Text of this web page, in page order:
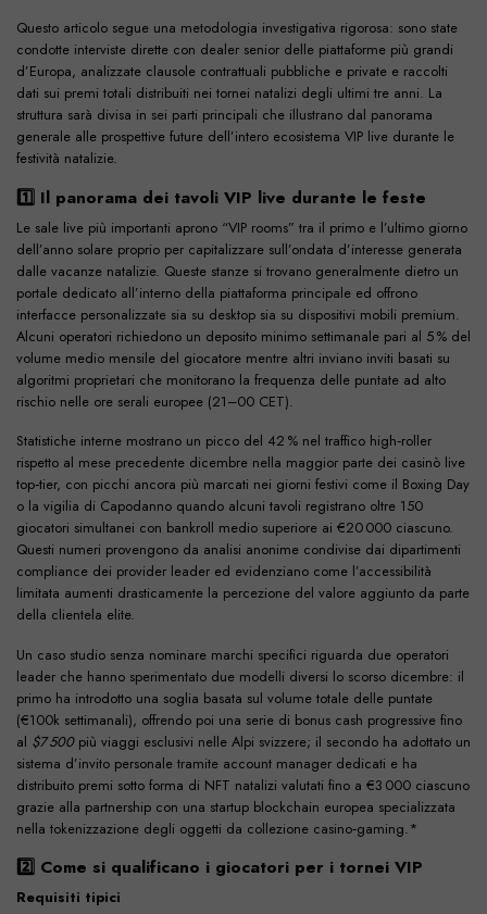
Questo articolo segue una metodologia investigativa rigorosa: sono state
condotte interviste dirette con dealer senior delle piattaforme più grandi
d’Europa, analizzate clausole contrattuali pubbliche e private e raccolti
dati sui premi totali distribuiti nei tornei natalizi degli ultimi tre anni. La
struttura sarà divisa in sei parti principali che illustrano dal panorama
generale alle prospettive future dell’intero ecosistema VIP live durante le
festività natalizie.
1️⃣ Il panorama dei tavoli VIP live durante le feste
Le sale live più importanti aprono “VIP rooms” tra il primo e l’ultimo giorno
dell’anno solare proprio per capitalizzare sull’ondata d’interesse generata
dalle vacanze natalizie. Queste stanze si trovano generalmente dietro un
portale dedicato all’interno della piattaforma principale ed offrono
interfacce personalizzate sia su desktop sia su dispositivi mobili premium.
Alcuni operatori richiedono un deposito minimo settimanale pari al 5 % del
volume medio mensile del giocatore mentre altri inviano inviti basati su
algoritmi proprietari che monitorano la frequenza delle puntate ad alto
rischio nelle ore serali europee (21–00 CET).
Statistiche interne mostrano un picco del 42 % nel traffico high‑roller
rispetto al mese precedente dicembre nella maggior parte dei casinò live
top‑tier, con picchi ancora più marcati nei giorni festivi come il Boxing Day
o la vigilia di Capodanno quando alcuni tavoli registrano oltre 150
giocatori simultanei con bankroll medio superiore ai €20 000 ciascuno.
Questi numeri provengono da analisi anonime condivise dai dipartimenti
compliance dei provider leader ed evidenziano come l’accessibilità
limitata aumenti drasticamente la percezione del valore aggiunto da parte
della clientela elite.
Un caso studio senza nominare marchi specifici riguarda due operatori
leader che hanno sperimentato due modelli diversi lo scorso dicembre: il
primo ha introdotto una soglia basata sul volume totale delle puntate
(€100k settimanali), offrendo poi una serie di bonus cash progressive fino
al $7 500più viaggi esclusivi nelle Alpi svizzere; il secondo ha adottato un
sistema d’invito personale tramite account manager dedicati e ha
distribuito premi sotto forma di NFT natalizi valutati fino a €3 000 ciascuno
grazie alla partnership con una startup blockchain europea specializzata
nella tokenizzazione degli oggetti da collezione casino‑gaming.*
2️⃣ Come si qualificano i giocatori per i tornei VIP
Requisiti tipici